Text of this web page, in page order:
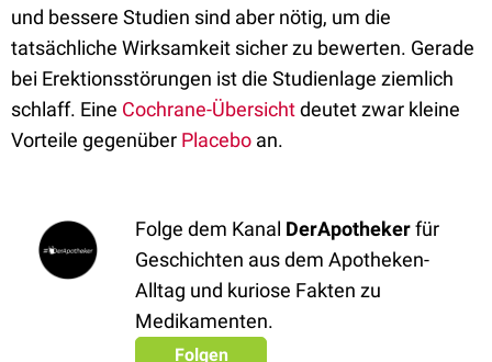
und bessere Studien sind aber nötig, um die
tatsächliche Wirksamkeit sicher zu bewerten. Gerade
bei Erektionsstörungen ist die Studienlage ziemlich
schlaff. Eine Cochrane-Übersichtdeutet zwar kleine
Vorteile gegenüber Placebo an.
Folge dem Kanal DerApothekerfür
Geschichten aus dem Apotheken-
Alltag und kuriose Fakten zu
Medikamenten.
Folgen